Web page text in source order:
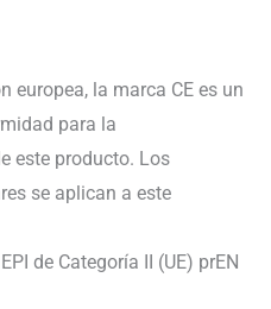
europea, la marca CE es un
para la
este producto. Los
se aplican a este
de Categoría II (UE) prEN